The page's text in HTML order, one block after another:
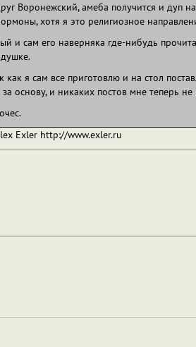
Воронежский, амеба получится и дуп
хотя я это религиозное
и сам его наверняка где-нибудь
я сам все приготовлю и на стол
основу, и никаких постов мне теперь не
Exler http://www.exler.ru